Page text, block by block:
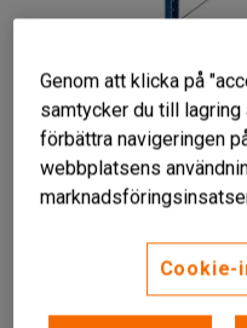
Justerbara hyllplan
Påbyggnadsbar
Genom att klicka på
samtycker du till
förbättra navigeringen
webbplatsens
Cookie-